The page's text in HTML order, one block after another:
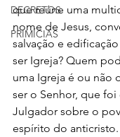
DECRETOS
PRIMÍCIAS
que reúne uma
nome de Jesus,
salvação e
ser Igreja? Quem
uma Igreja é ou não
ser o Senhor, que
Julgador sobre o
espírito do